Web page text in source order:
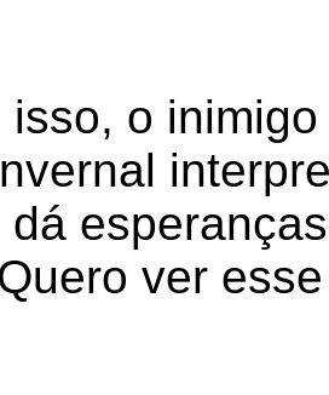
isso, o
ver